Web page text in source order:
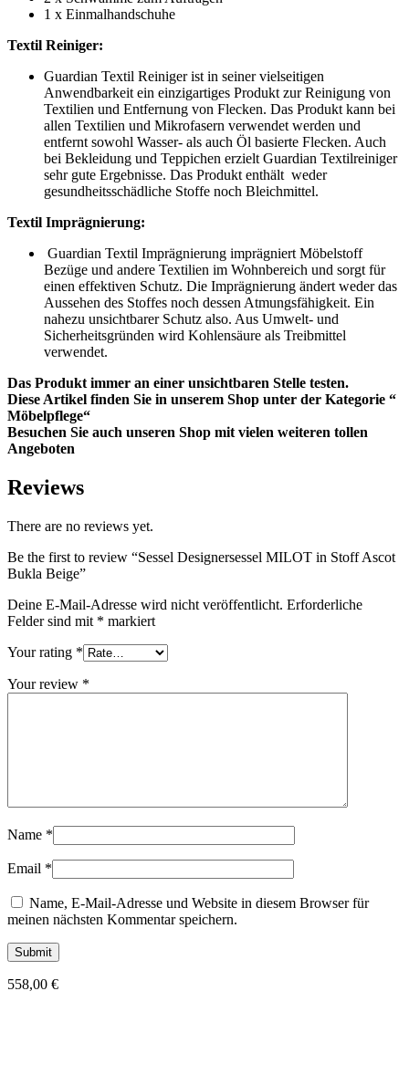
1 x Einmalhandschuhe
Textil Reiniger:
Guardian Textil Reiniger ist in seiner vielseitigen
Anwendbarkeit ein einzigartiges Produkt zur Reinigung von
Textilien und Entfernung von Flecken. Das Produkt kann bei
allen Textilien und Mikrofasern verwendet werden und
entfernt sowohl Wasser- als auch Öl basierte Flecken. Auch
bei Bekleidung und Teppichen erzielt Guardian Textilreiniger
sehr gute Ergebnisse. Das Produkt enthält weder
gesundheitsschädliche Stoffe noch Bleichmittel.
Textil Imprägnierung:
Guardian Textil Imprägnierung imprägniert Möbelstoff
Bezüge und andere Textilien im Wohnbereich und sorgt für
einen effektiven Schutz. Die Imprägnierung ändert weder das
Aussehen des Stoffes noch dessen Atmungsfähigkeit. Ein
nahezu unsichtbarer Schutz also. Aus Umwelt- und
Sicherheitsgründen wird Kohlensäure als Treibmittel
verwendet.
Das Produkt immer an einer unsichtbaren Stelle testen.
Diese Artikel finden Sie in unserem Shop unter der Kategorie “
Möbelpflege“
Besuchen Sie auch unseren Shop mit vielen weiteren tollen
Angeboten
Reviews
There are no reviews yet.
Be the first to review “Sessel Designersessel MILOT in Stoff Ascot
Bukla Beige”
Deine E-Mail-Adresse wird nicht veröffentlicht. Erforderliche
Felder sind mit * markiert
Your rating *
Your review *
Name *
Email *
Name, E-Mail-Adresse und Website in diesem Browser für
meinen nächsten Kommentar speichern.
558,00 €